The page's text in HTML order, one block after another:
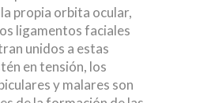
propia orbita ocular,
ligamentos faciales
unidos a estas
en tensión, los
y malares son